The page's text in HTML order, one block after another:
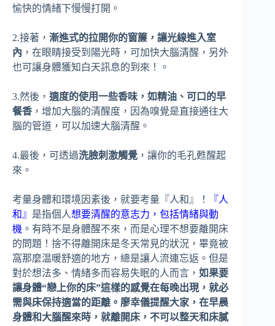
愉快的情緒下慢慢打開。
2.接著， 漸進式的拉開你的窗簾，讓光線進入室
內 ，在眼睛接受到陽光時，可加快大腦清醒，另外
也可讓身體獲知白天訊息的到來！。
3.然後， 適度的使用一些香味，如精油、可口的早
餐香 ，增加大腦的清醒度，因為嗅覺是直接通往大
腦的管道，可以加速大腦清醒。
4.最後，可透過洗臉刺激觸覺 ，讓你的毛孔甦醒起
來。
考量身體和環境因素後，就要考量『人和』！
『人
和』 是指個人想要清醒的意志力，包括情緒與動
機 。有時不是身體醒不來，而是心理不想要離開床
的問題！捨不得離開床是冬天常見的狀況，畢竟被
窩那麼温暖舒適的地方，總是讓人流連忘返。但是
對於想法多、情緒多而容易失眠的人而言， 如果要
讓身體“戀上你的床”這樣的感覺在每晚出現，就必
需與床保持適當的距離。廖幸儀提醒大家，在早晨
身體和大腦醒來時，就離開床，不可以整天和床膩